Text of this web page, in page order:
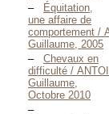
Équitation,
une affaire de
comportement /
Guillaume, 2005
Chevaux en
difficulté /
Guillaume,
Octobre 2010